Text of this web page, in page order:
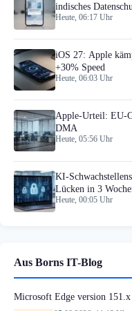
indisches
Heute, 06:17 Uhr
iOS 27: Apple
+30% Speed
Heute, 06:03 Uhr
Apple-Urteil: EU-
DMA
Heute, 05:56 Uhr
KI-
Lücken in 3
Heute, 00:05 Uhr
Aus Borns IT-Blog
Microsoft Edge version